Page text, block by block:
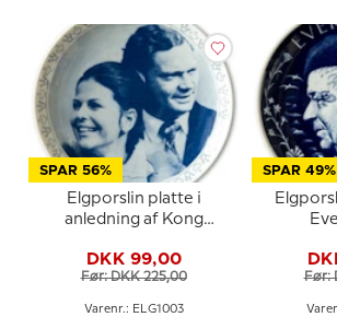
SPAR 56%
Elgporslin platte i
anledning af Kong
forlovelse
DKK 99,00
Før: DKK 225,00
Varenr.: ELG1003
SPAR 49%
Før: